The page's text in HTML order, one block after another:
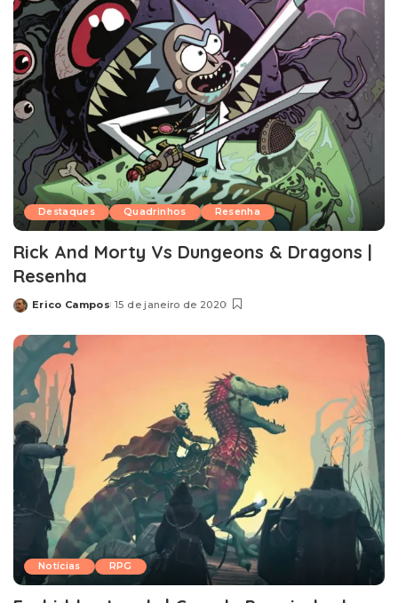
Destaques Quadrinhos Resenha
Rick And Morty Vs Dungeons & Dragons |
Resenha
Posted
Erico Campos 15 de janeiro de 2020
Notícias RPG